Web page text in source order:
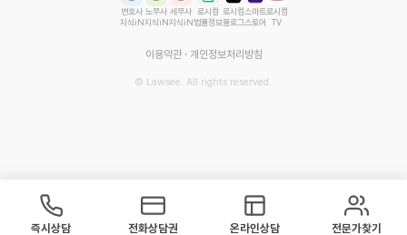
변호사
지식iN
노무사
지식iN
세무사
지식iN
로시컴
법률정보
로시컴
블로그
스마트
스토어
로시컴
TV
이용약관· 개인정보처리방침
© Lawsee. All rights reserved.
즉시상담 전화상담권 온라인상담 전문가찾기